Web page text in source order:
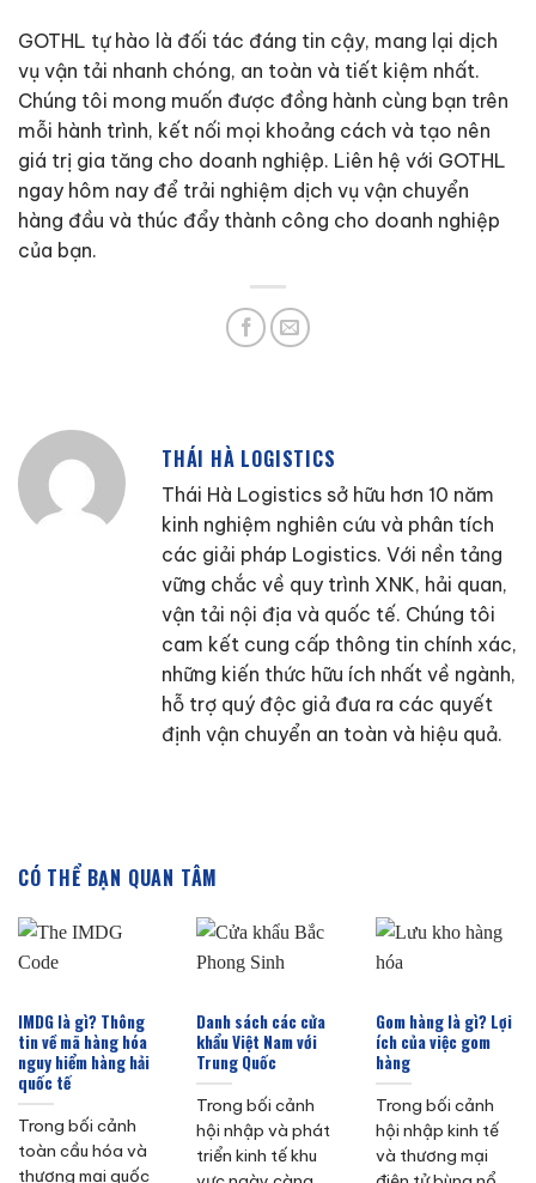
GOTHL tự hào là đối tác đáng tin cậy, mang lại dịch
vụ vận tải nhanh chóng, an toàn và tiết kiệm nhất.
Chúng tôi mong muốn được đồng hành cùng bạn trên
mỗi hành trình, kết nối mọi khoảng cách và tạo nên
giá trị gia tăng cho doanh nghiệp. Liên hệ với GOTHL
ngay hôm nay để trải nghiệm dịch vụ vận chuyển
hàng đầu và thúc đẩy thành công cho doanh nghiệp
của bạn.
THÁI HÀ LOGISTICS
Thái Hà Logistics sở hữu hơn 10 năm
kinh nghiệm nghiên cứu và phân tích
các giải pháp Logistics. Với nền tảng
vững chắc về quy trình XNK, hải quan,
vận tải nội địa và quốc tế. Chúng tôi
cam kết cung cấp thông tin chính xác,
những kiến thức hữu ích nhất về ngành,
hỗ trợ quý độc giả đưa ra các quyết
định vận chuyển an toàn và hiệu quả.
CÓ THỂ BẠN QUAN TÂM
IMDG là gì? Thông
tin về mã hàng hóa
nguy hiểm hàng hải
quốc tế
Trong bối cảnh
toàn cầu hóa và
thương mại quốc
Danh sách các cửa
khẩu Việt Nam với
Trung Quốc
Trong bối cảnh
hội nhập và phát
triển kinh tế khu
Gom hàng là gì? Lợi
ích của việc gom
hàng
Trong bối cảnh
hội nhập kinh tế
và thương mại